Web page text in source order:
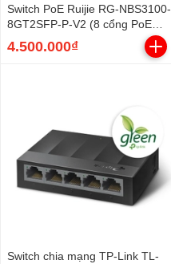
Switch PoE Ruijie RG-NBS3100-
8GT2SFP-P-V2 (8 cổng PoE
Gigabit, 2 SFP, 125W)
4.500.000₫
Switch chia mạng TP-Link TL-